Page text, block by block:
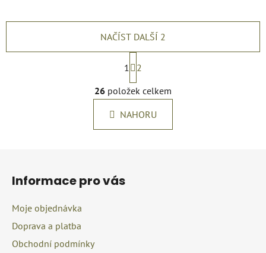
O
v
l
á
d
NAČÍST DALŠÍ 2
S
t
r
á
n
k
1
2
26 položek celkem
NAHORU
Informace pro vás
Moje objednávka
Doprava a platba
Obchodní podmínky